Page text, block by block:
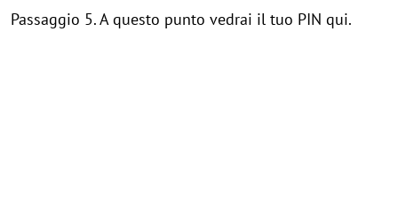
Passaggio 5. A questo punto vedrai il tuo PIN qui.